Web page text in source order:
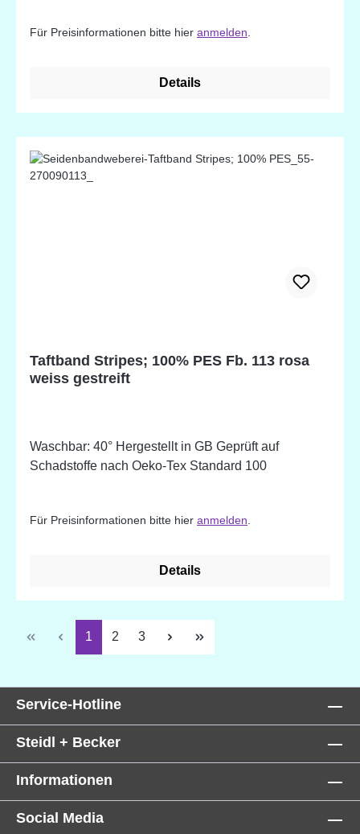
Für Preisinformationen bitte hier anmelden
Details
Taftband Stripes; 100% PES Fb. 113 rosa
weiss gestreift
Waschbar: 40° Hergestellt in GB Geprüft auf
Schadstoffe nach Oeko-Tex Standard 100
Für Preisinformationen bitte hier anmelden
Details
Seite
1 Seite
2 Seite
3
Service-Hotline
Steidl + Becker
Informationen
Social Media